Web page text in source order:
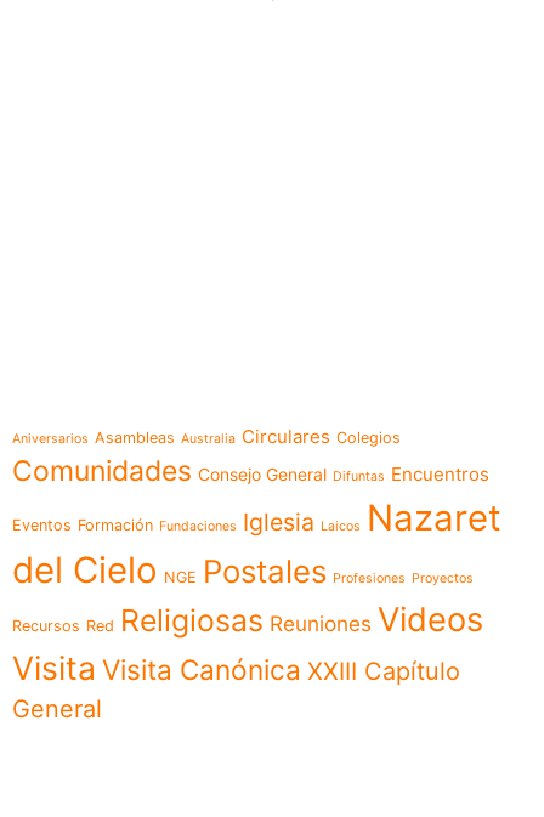
Aniversarios Asambleas Australia Circulares Colegios
Comunidades Consejo General Difuntas Encuentros
Eventos Formación Fundaciones Iglesia Laicos
Nazaret
del Cielo NGE Postales Profesiones Proyectos
Recursos Red Religiosas Reuniones Videos
Visita Visita Canónica XXIII Capítulo
General